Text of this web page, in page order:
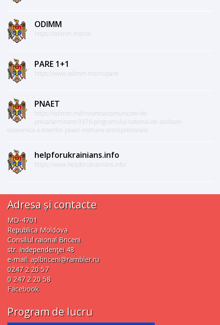
ODIMM
https://odimm.md/ro/
PARE 1+1
https://www.odimm.md/ro/pare
PNAET
https://odimm.md/ro/presa/comunicate-de-
presa/seminare/3376-programului-national-de-abilitare-
economica-a-tinerilor-pnaet-instruire-antreprenoriala
helpforukrainians.info
https://www.helpforukrainians.info/
Adresa și contacte
MD-4701
Republica Moldova
Consiliul raional Briceni
str. Independenţei 48
e-mail: aplbriceni@rambler.ru
0247 2 20 57
0 247 2 20 58
Facebook
Program de lucru